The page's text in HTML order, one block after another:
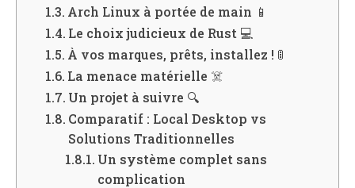
Arch Linux à portée de main 📱
Le choix judicieux de Rust 💻
À vos marques, prêts, installez ! 🚦
La menace matérielle ☠️
Un projet à suivre 🔍
Comparatif : Local Desktop vs
Solutions Traditionnelles
Un système complet sans
complication